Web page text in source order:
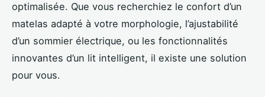
optimalisée. Que vous recherchiez le confort d’un
matelas adapté à votre morphologie, l’ajustabilité
d’un sommier électrique, ou les fonctionnalités
innovantes d’un lit intelligent, il existe une solution
pour vous.